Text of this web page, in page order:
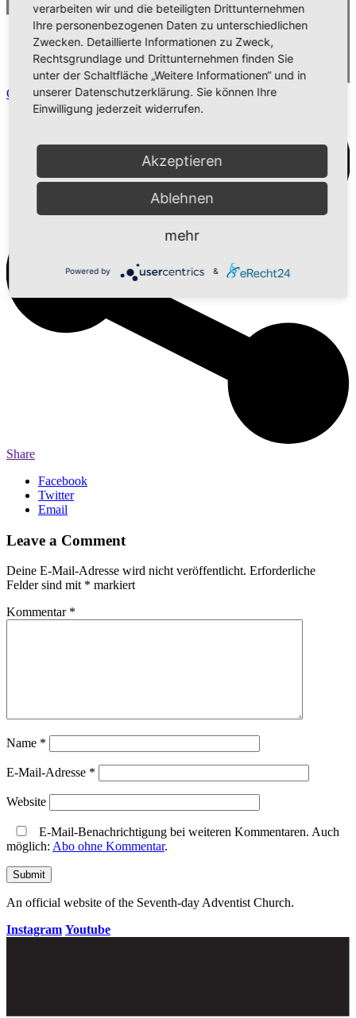
Comment
Share
Facebook
Twitter
Email
Leave a Comment
Deine E-Mail-Adresse wird nicht veröffentlicht. Erforderliche
Felder sind mit * markiert
Kommentar *
Name *
E-Mail-Adresse *
Website
E-Mail-Benachrichtigung bei weiteren Kommentaren. Auch
möglich: Abo ohne Kommentar.
An official website of the Seventh-day Adventist Church.
Instagram Youtube
verarbeiten wir und die beteiligten Drittunternehmen
Ihre personenbezogenen Daten zu unterschiedlichen
Zwecken. Detaillierte Informationen zu Zweck,
Rechtsgrundlage und Drittunternehmen finden Sie
unter der Schaltfläche „Weitere Informationen“ und in
unserer Datenschutzerklärung. Sie können Ihre
Einwilligung jederzeit widerrufen.
Akzeptieren
Ablehnen
mehr
Powered by &